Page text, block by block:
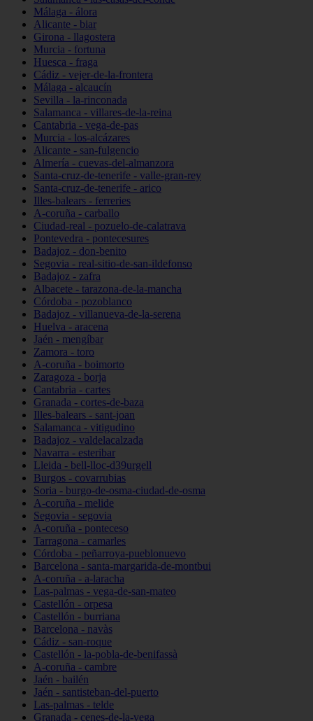
Málaga - álora
Alicante - biar
Girona - llagostera
Murcia - fortuna
Huesca - fraga
Cádiz - vejer-de-la-frontera
Málaga - alcaucín
Sevilla - la-rinconada
Salamanca - villares-de-la-reina
Cantabria - vega-de-pas
Murcia - los-alcázares
Alicante - san-fulgencio
Almería - cuevas-del-almanzora
Santa-cruz-de-tenerife - valle-gran-rey
Santa-cruz-de-tenerife - arico
Illes-balears - ferreries
A-coruña - carballo
Ciudad-real - pozuelo-de-calatrava
Pontevedra - pontecesures
Badajoz - don-benito
Segovia - real-sitio-de-san-ildefonso
Badajoz - zafra
Albacete - tarazona-de-la-mancha
Córdoba - pozoblanco
Badajoz - villanueva-de-la-serena
Huelva - aracena
Jaén - mengíbar
Zamora - toro
A-coruña - boimorto
Zaragoza - borja
Cantabria - cartes
Granada - cortes-de-baza
Illes-balears - sant-joan
Salamanca - vitigudino
Badajoz - valdelacalzada
Navarra - esteribar
Lleida - bell-lloc-d39urgell
Burgos - covarrubias
Soria - burgo-de-osma-ciudad-de-osma
A-coruña - melide
Segovia - segovia
A-coruña - ponteceso
Tarragona - camarles
Córdoba - peñarroya-pueblonuevo
Barcelona - santa-margarida-de-montbui
A-coruña - a-laracha
Las-palmas - vega-de-san-mateo
Castellón - orpesa
Castellón - burriana
Barcelona - navàs
Cádiz - san-roque
Castellón - la-pobla-de-benifassà
A-coruña - cambre
Jaén - bailén
Jaén - santisteban-del-puerto
Las-palmas - telde
Granada - cenes-de-la-vega